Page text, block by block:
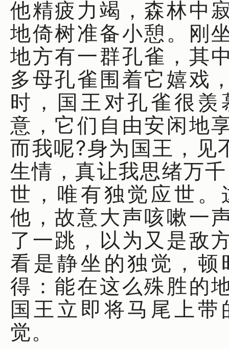
他精疲力竭，森林中
地倚树准备小憩。刚
地方有一群孔雀，其
多母孔雀围着它嬉戏
时，国王对孔雀很
意，它们自由安闲地
而我呢?身为国王，见
生情，真让我思绪万
世，唯有独觉应世
他，故意大声咳嗽一
了一跳，以为又是敌
看是静坐的独觉，
得：能在这么殊胜的
国王立即将马尾上
觉。